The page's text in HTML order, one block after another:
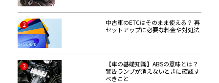
2
中古車のETCはそのまま使える？ 再
セットアップに必要な料金や対処法
3
【車の基礎知識】ABSの意味とは？
警告ランプが消えないときに確認す
べきこと